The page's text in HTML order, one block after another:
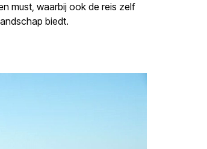
must, waarbij ook de reis zelf
biedt.